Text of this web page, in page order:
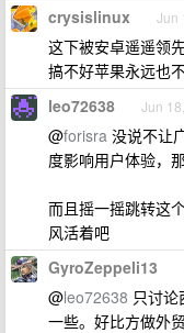
crysislinux Jun
这下被安卓遥遥领
搞不好苹果永远也
leo72638 Jun
@forisra 没说不让
度影响用户体验，
而且摇一摇跳转这
风活着吧
GyroZeppeli13
@leo72638 只讨
一些。好比方做外